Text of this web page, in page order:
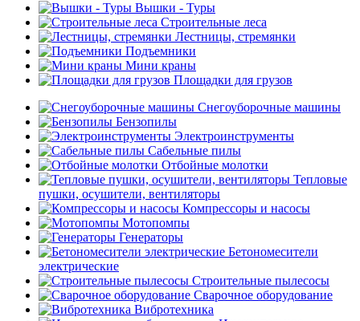
Вышки - Туры
Строительные леса
Лестницы, стремянки
Подъемники
Мини краны
Площадки для грузов
Снегоуборочные машины
Бензопилы
Электроинструменты
Сабельные пилы
Отбойные молотки
Тепловые
пушки, осушители, вентиляторы
Компрессоры и насосы
Мотопомпы
Генераторы
Бетономесители
электрические
Строительные пылесосы
Сварочное оборудование
Вибротехника